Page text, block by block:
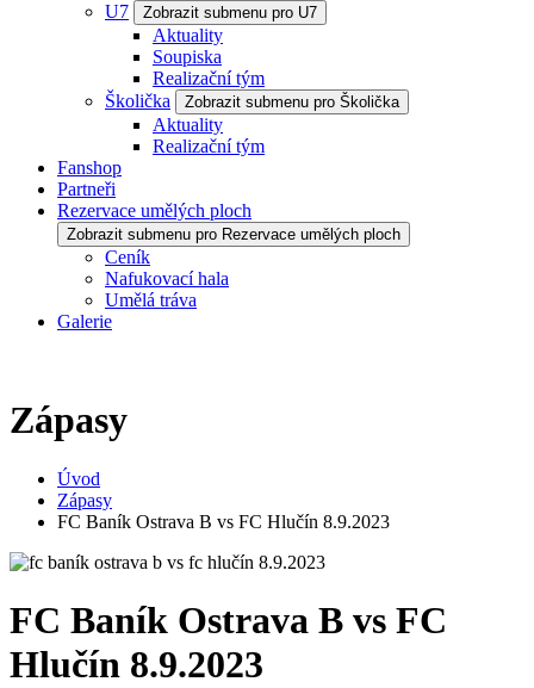
U7
Zobrazit submenu pro U7
Aktuality
Soupiska
Realizační tým
Školička
Zobrazit submenu pro Školička
Aktuality
Realizační tým
Fanshop
Partneři
Rezervace umělých ploch
Zobrazit submenu pro Rezervace umělých ploch
Ceník
Nafukovací hala
Umělá tráva
Galerie
Zápasy
Úvod
Zápasy
FC Baník Ostrava B vs FC Hlučín 8.9.2023
FC Baník Ostrava B vs FC
Hlučín 8.9.2023